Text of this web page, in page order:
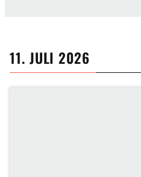
11. JULI 2026